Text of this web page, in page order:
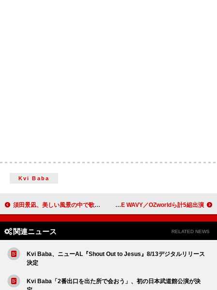
Kvi Baba
須田景凪、美しい風景の中で歌い巡る「ラブル」MV公開 Awich、NYの夏を代表する野外音楽イベントでキュレーション JP THE WAVY／OZworldら計5組出演
関連ニュース RELATED NEWS
Kvi Baba、ニューAL『Shout Out to Jesus』8/13デジタルリリース
決定
Kvi Baba「2番出口を出た所で会おう」、初の日本武道館公演が決